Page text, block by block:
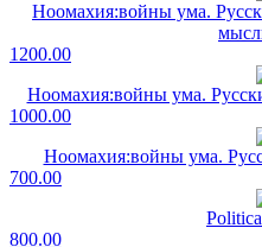
Ноомахия:войны ума.
1200.00
Ноомахия:войны ума.
1000.00
Ноомахия:войны ума.
700.00
800.00